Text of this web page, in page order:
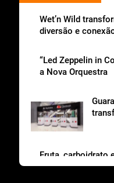
Wet’n Wild
diversão e
“Led Zeppelin in
a Nova Orquestra
Fruta, carboidrato
da lancheira